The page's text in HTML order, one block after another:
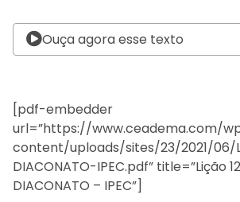
Ouça agora esse texto
[pdf-embedder
url=”https://www.ceadema.com/
content/uploads/sites/23/2021/06/
DIACONATO-IPEC.pdf” title=”Lição
DIACONATO – IPEC”]